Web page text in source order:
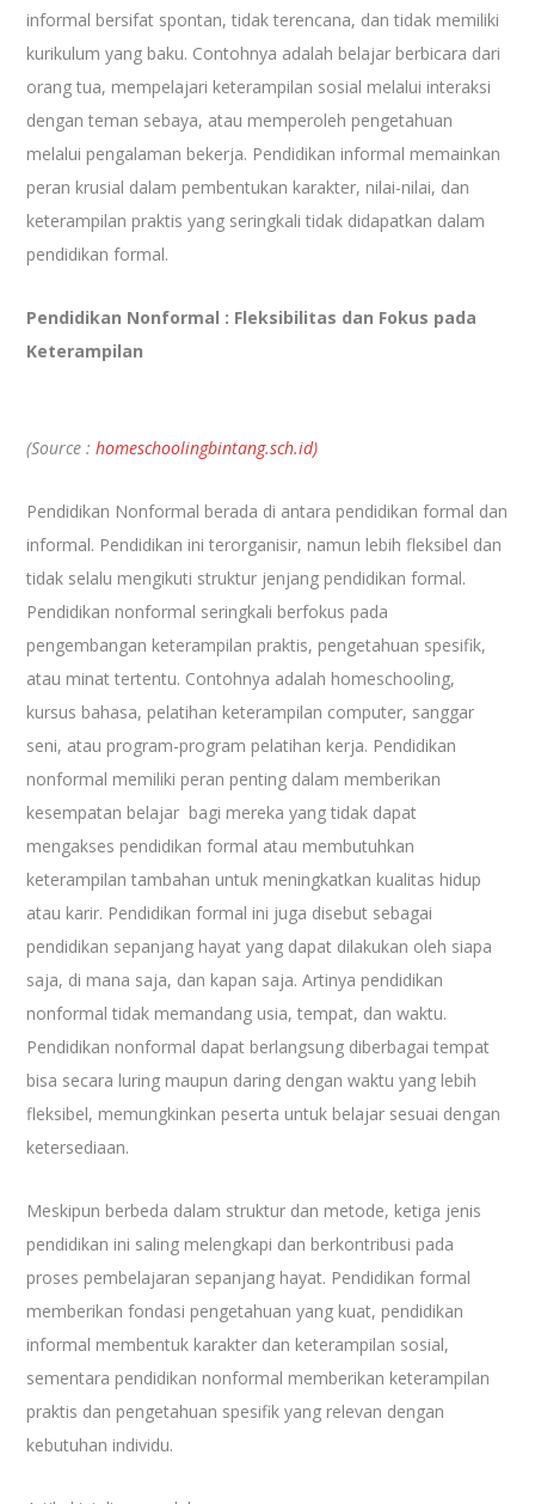
informal bersifat spontan, tidak terencana, dan tidak memiliki
kurikulum yang baku. Contohnya adalah belajar berbicara dari
orang tua, mempelajari keterampilan sosial melalui interaksi
dengan teman sebaya, atau memperoleh pengetahuan
melalui pengalaman bekerja. Pendidikan informal memainkan
peran krusial dalam pembentukan karakter, nilai-nilai, dan
keterampilan praktis yang seringkali tidak didapatkan dalam
pendidikan formal.
Pendidikan Nonformal : Fleksibilitas dan Fokus pada
Keterampilan
(Source :homeschoolingbintang.sch.id)
Pendidikan Nonformal berada di antara pendidikan formal dan
informal. Pendidikan ini terorganisir, namun lebih fleksibel dan
tidak selalu mengikuti struktur jenjang pendidikan formal.
Pendidikan nonformal seringkali berfokus pada
pengembangan keterampilan praktis, pengetahuan spesifik,
atau minat tertentu. Contohnya adalah homeschooling,
kursus bahasa, pelatihan keterampilan computer, sanggar
seni, atau program-program pelatihan kerja. Pendidikan
nonformal memiliki peran penting dalam memberikan
kesempatan belajar bagi mereka yang tidak dapat
mengakses pendidikan formal atau membutuhkan
keterampilan tambahan untuk meningkatkan kualitas hidup
atau karir. Pendidikan formal ini juga disebut sebagai
pendidikan sepanjang hayat yang dapat dilakukan oleh siapa
saja, di mana saja, dan kapan saja. Artinya pendidikan
nonformal tidak memandang usia, tempat, dan waktu.
Pendidikan nonformal dapat berlangsung diberbagai tempat
bisa secara luring maupun daring dengan waktu yang lebih
fleksibel, memungkinkan peserta untuk belajar sesuai dengan
ketersediaan.
Meskipun berbeda dalam struktur dan metode, ketiga jenis
pendidikan ini saling melengkapi dan berkontribusi pada
proses pembelajaran sepanjang hayat. Pendidikan formal
memberikan fondasi pengetahuan yang kuat, pendidikan
informal membentuk karakter dan keterampilan sosial,
sementara pendidikan nonformal memberikan keterampilan
praktis dan pengetahuan spesifik yang relevan dengan
kebutuhan individu.